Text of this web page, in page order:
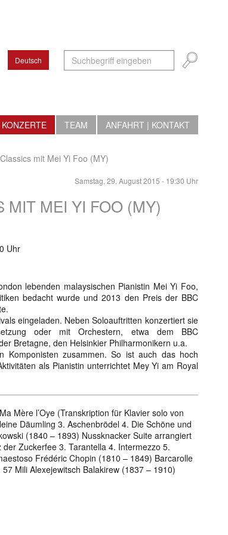
Deutsch
KONZERTE TEAM ANFAHRT | KONTAKT
mit Mei Yi Foo (MY)
Samstag, 29. August 2015 - 19:30 Uhr
MIT MEI YI FOO (MY)
Uhr
lebenden malaysischen Pianistin Mei Yi Foo,
bedacht wurde und 2013 den Preis der BBC
eingeladen. Neben Soloauftritten konzertiert sie
oder mit Orchestern, etwa dem BBC
Bretagne, den Helsinkier Philharmonikern u.a.
Komponisten zusammen. So ist auch das hoch
als Pianistin unterrichtet Mey Yi am Royal
Mère l’Oye (Transkription für Klavier solo von
Däumling 3. Aschenbrödel 4. Die Schöne und
(1840 – 1893) Nussknacker Suite arrangiert
Zuckerfee 3. Tarantella 4. Intermezzo 5.
Frédéric Chopin (1810 – 1849) Barcarolle
Mili Alexejewitsch Balakirew (1837 – 1910)